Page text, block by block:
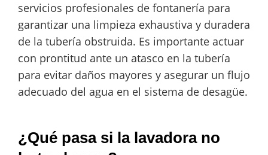
servicios profesionales de fontanería para
garantizar una limpieza exhaustiva y duradera
de la tubería obstruida. Es importante actuar
con prontitud ante un atasco en la tubería
para evitar daños mayores y asegurar un flujo
adecuado del agua en el sistema de desagüe.
¿Qué pasa si la lavadora no